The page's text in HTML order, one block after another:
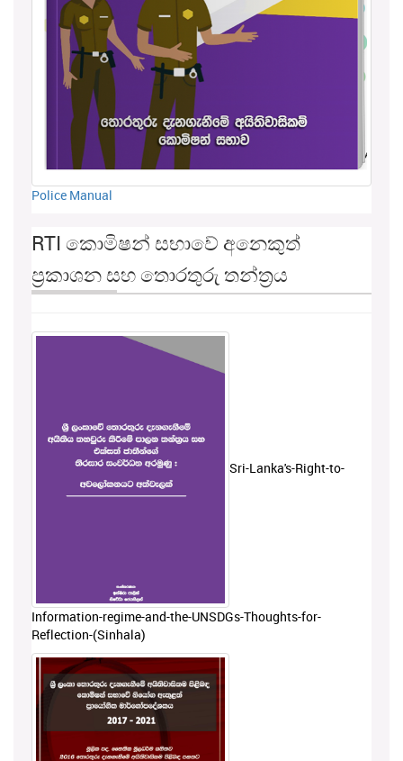
Police Manual
RTI කොමිෂන් සභාවේ අනෙකුත්
ප්‍රකාශන සහ තොරතුරු තන්ත්‍රය
Sri-Lanka's-Right-to-
Information-regime-and-the-UNSDGs-Thoughts-for-
Reflection-(Sinhala)